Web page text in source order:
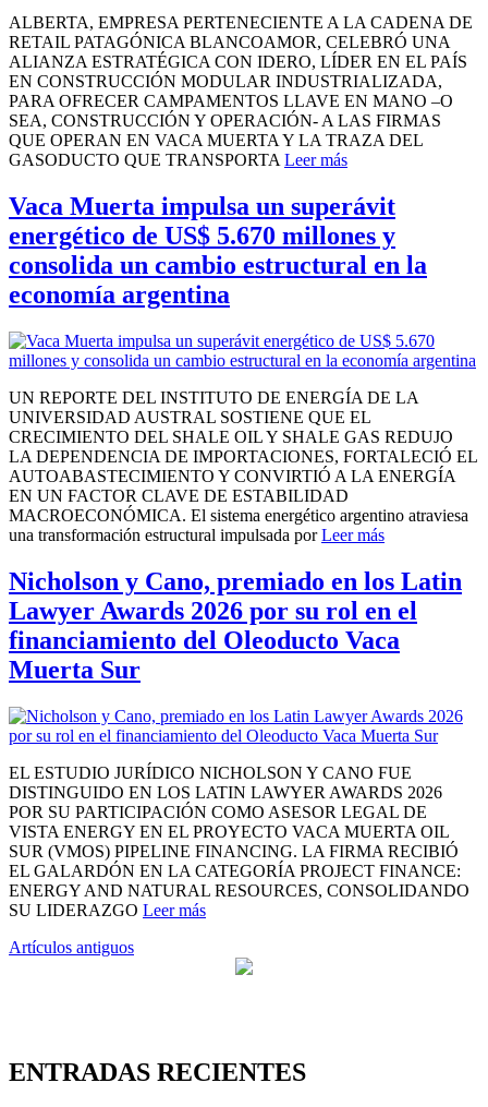
ALBERTA, EMPRESA PERTENECIENTE A LA CADENA DE
RETAIL PATAGÓNICA BLANCOAMOR, CELEBRÓ UNA
ALIANZA ESTRATÉGICA CON IDERO, LÍDER EN EL PAÍS
EN CONSTRUCCIÓN MODULAR INDUSTRIALIZADA,
PARA OFRECER CAMPAMENTOS LLAVE EN MANO –O
SEA, CONSTRUCCIÓN Y OPERACIÓN- A LAS FIRMAS
QUE OPERAN EN VACA MUERTA Y LA TRAZA DEL
GASODUCTO QUE TRANSPORTALeer más
Vaca Muerta impulsa un superávit
energético de US$ 5.670 millones y
consolida un cambio estructural en la
economía argentina
UN REPORTE DEL INSTITUTO DE ENERGÍA DE LA
UNIVERSIDAD AUSTRAL SOSTIENE QUE EL
CRECIMIENTO DEL SHALE OIL Y SHALE GAS REDUJO
LA DEPENDENCIA DE IMPORTACIONES, FORTALECIÓ EL
AUTOABASTECIMIENTO Y CONVIRTIÓ A LA ENERGÍA
EN UN FACTOR CLAVE DE ESTABILIDAD
MACROECONÓMICA. El sistema energético argentino atraviesa
una transformación estructural impulsada porLeer más
Nicholson y Cano, premiado en los Latin
Lawyer Awards 2026 por su rol en el
financiamiento del Oleoducto Vaca
Muerta Sur
EL ESTUDIO JURÍDICO NICHOLSON Y CANO FUE
DISTINGUIDO EN LOS LATIN LAWYER AWARDS 2026
POR SU PARTICIPACIÓN COMO ASESOR LEGAL DE
VISTA ENERGY EN EL PROYECTO VACA MUERTA OIL
SUR (VMOS) PIPELINE FINANCING. LA FIRMA RECIBIÓ
EL GALARDÓN EN LA CATEGORÍA PROJECT FINANCE:
ENERGY AND NATURAL RESOURCES, CONSOLIDANDO
SU LIDERAZGO Leer más
Navegación
Artículos antiguos
ENTRADAS RECIENTES